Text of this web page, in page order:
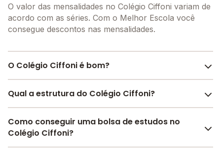
O valor das mensalidades no Colégio Ciffoni variam de
acordo com as séries. Com o Melhor Escola você
consegue descontos nas mensalidades.
O Colégio Ciffoni é bom?
O Colégio Ciffoni é bem avaliado por pais, alunos e
instituição.
A escola recebeu avaliação de
da comunidade,5.0emestrutura física,5.0em
Qual a estrutura do Colégio Ciffoni?
O Colégio Ciffoni oferece toda a estrutura necessária
para o conforto e desenvolvimento educacional dos
Como conseguir uma bolsa de estudos no
Colégio Ciffoni?